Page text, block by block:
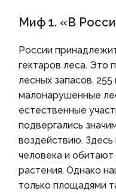
Миф 1. «В
России
гектаров леса. Это
лесных запасов. 255
малонарушенные
естественные
подвергались
воздействию. Здесь
человека и
растения. Однако
только площадями